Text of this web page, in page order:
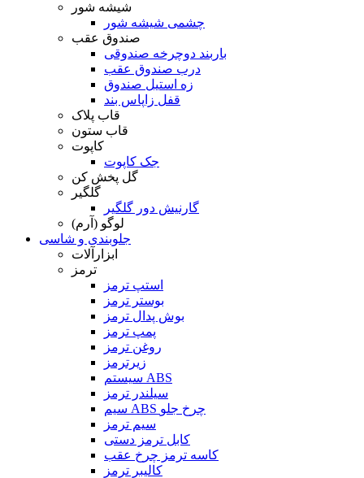
شیشه شور
چشمی شیشه شور
صندوق عقب
باربند دوچرخه صندوقی
درب صندوق عقب
زه استیل صندوق
قفل زاپاس بند
قاب پلاک
قاب ستون
کاپوت
جک کاپوت
گل پخش کن
گلگیر
گارنیش دور گلگیر
لوگو (آرم)
جلوبندی و شاسی
ابزارآلات
ترمز
استپ ترمز
بوستر ترمز
بوش پدال ترمز
پمپ ترمز
روغن ترمز
زیرترمز
سیستم ABS
سیلندر ترمز
سیم ABS چرخ جلو
سیم ترمز
کابل ترمز دستی
کاسه ترمز چرخ عقب
کالیبر ترمز